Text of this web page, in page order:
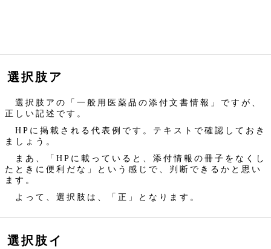
選択肢ア
選択肢アの「一般用医薬品の添付文書情報」ですが、
正しい記述です。
HPに掲載される代表例です。テキストで確認しておき
ましょう。
まあ、「HPに載っていると、添付情報の冊子をなくし
たときに便利だな」という感じで、判断できるかと思い
ます。
よって、選択肢は、「正」となります。
選択肢イ